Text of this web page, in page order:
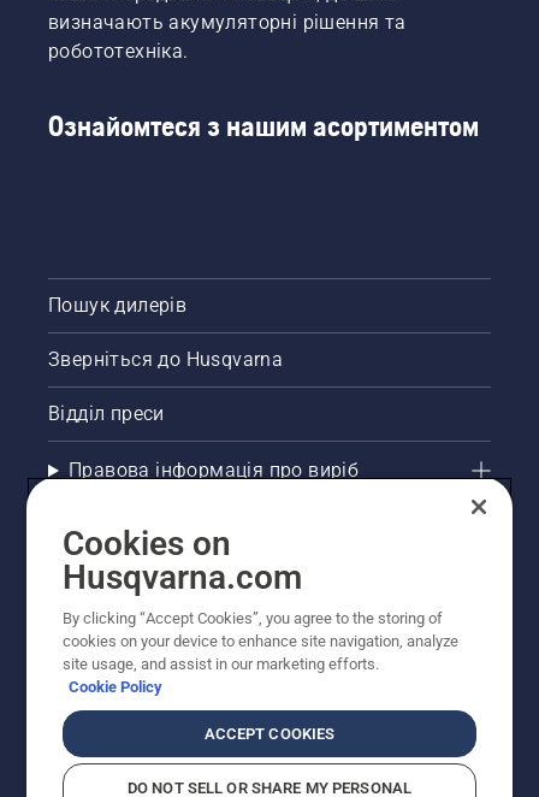
визначають акумуляторні рішення та
робототехніка.
Ознайомтеся з нашим асортиментом
Пошук дилерів
Зверніться до Husqvarna
Відділ преси
Правова інформація про виріб
Інші сайти Husqvarna
Рекомендовані інтернет-магазини
Cookies on
Husqvarna.com
By clicking “Accept Cookies”, you agree to the storing of
cookies on your device to enhance site navigation, analyze
site usage, and assist in our marketing efforts.
Cookie Policy
ACCEPT COOKIES
DO NOT SELL OR SHARE MY PERSONAL